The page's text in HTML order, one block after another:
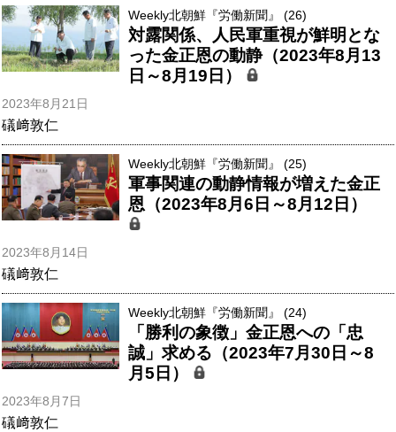
Weekly北朝鮮『労働新聞』 (26)
対露関係、人民軍重視が鮮明とな
った金正恩の動静（2023年8月13
日～8月19日）
2023年8月21日
礒﨑敦仁
Weekly北朝鮮『労働新聞』 (25)
軍事関連の動静情報が増えた金正
恩（2023年8月6日～8月12日）
2023年8月14日
礒﨑敦仁
Weekly北朝鮮『労働新聞』 (24)
「勝利の象徴」金正恩への「忠
誠」求める（2023年7月30日～8
月5日）
2023年8月7日
礒﨑敦仁